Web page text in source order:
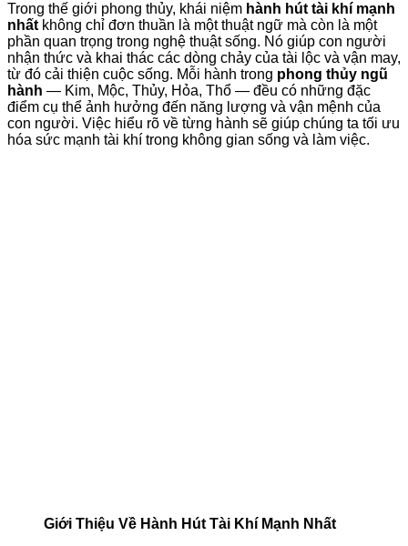
Trong thế giới phong thủy, khái niệm hành hút tài khí mạnh
nhất không chỉ đơn thuần là một thuật ngữ mà còn là một
phần quan trọng trong nghệ thuật sống. Nó giúp con người
nhận thức và khai thác các dòng chảy của tài lộc và vận may,
từ đó cải thiện cuộc sống. Mỗi hành trong phong thủy ngũ
hành — Kim, Mộc, Thủy, Hỏa, Thổ — đều có những đặc
điểm cụ thể ảnh hưởng đến năng lượng và vận mệnh của
con người. Việc hiểu rõ về từng hành sẽ giúp chúng ta tối ưu
hóa sức mạnh tài khí trong không gian sống và làm việc.
Giới Thiệu Về Hành Hút Tài Khí Mạnh Nhất